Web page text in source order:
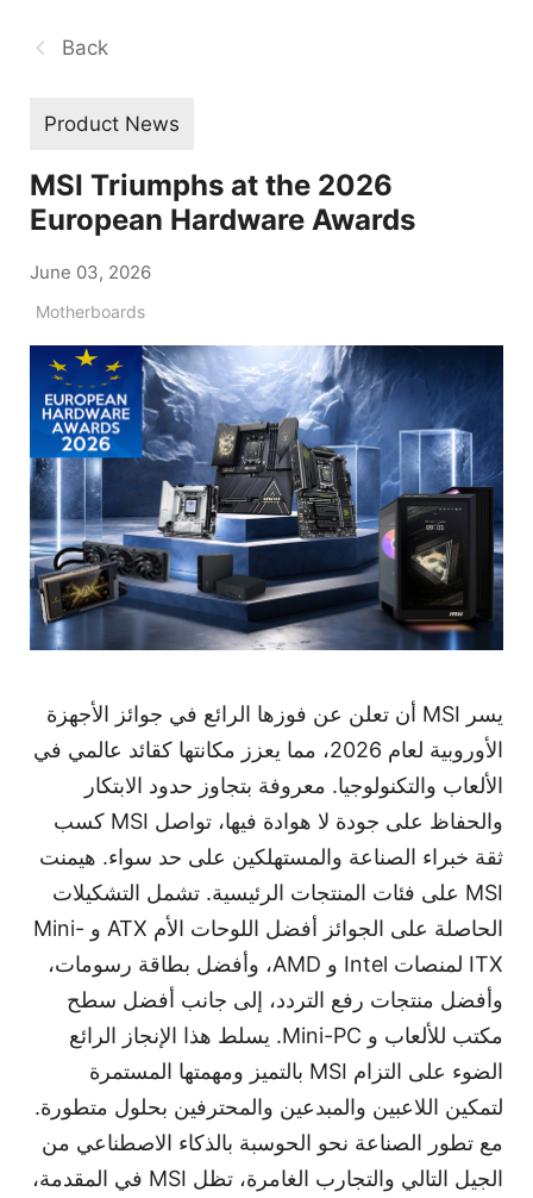
Back
Product News
MSI Triumphs at the 2026
European Hardware Awards
June 03, 2026
Motherboards
يسر MSI أن تعلن عن فوزها الرائع في جوائز الأجهزة
الأوروبية لعام 2026، مما يعزز مكانتها كقائد عالمي في
الألعاب والتكنولوجيا. معروفة بتجاوز حدود الابتكار
والحفاظ على جودة لا هوادة فيها، تواصل MSI كسب
ثقة خبراء الصناعة والمستهلكين على حد سواء. هيمنت
MSI على فئات المنتجات الرئيسية. تشمل التشكيلات
الحاصلة على الجوائز أفضل اللوحات الأم ATX و Mini-
ITX لمنصات Intel و AMD، وأفضل بطاقة رسومات،
وأفضل منتجات رفع التردد، إلى جانب أفضل سطح
مكتب للألعاب و Mini-PC. يسلط هذا الإنجاز الرائع
الضوء على التزام MSI بالتميز ومهمتها المستمرة
لتمكين اللاعبين والمبدعين والمحترفين بحلول متطورة.
مع تطور الصناعة نحو الحوسبة بالذكاء الاصطناعي من
الجيل التالي والتجارب الغامرة، تظل MSI في المقدمة،